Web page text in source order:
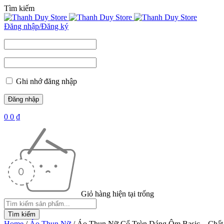
Tìm kiếm
Đăng nhập/Đăng ký
Ghi nhớ đăng nhập
0 0 ₫
Giỏ hàng hiện tại trống